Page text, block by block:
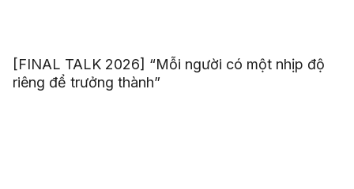
[FINAL TALK 2026] “Mỗi người có một nhịp độ
riêng để trưởng thành”